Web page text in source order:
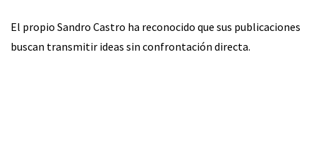
El propio Sandro Castro ha reconocido que sus publicaciones
buscan transmitir ideas sin confrontación directa.